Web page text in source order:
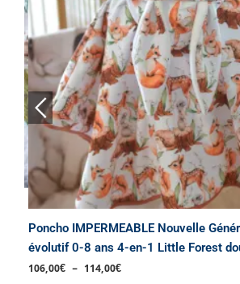
BAVOIRS ET BAVOIRS
5 PRODUITS
Poncho IMPERMEABLE Nouvelle
évolutif 0-8 ans 4-en-1 Little Forest
106,00€ – 114,00€
Les
options
être
sur
la
page
du
produit